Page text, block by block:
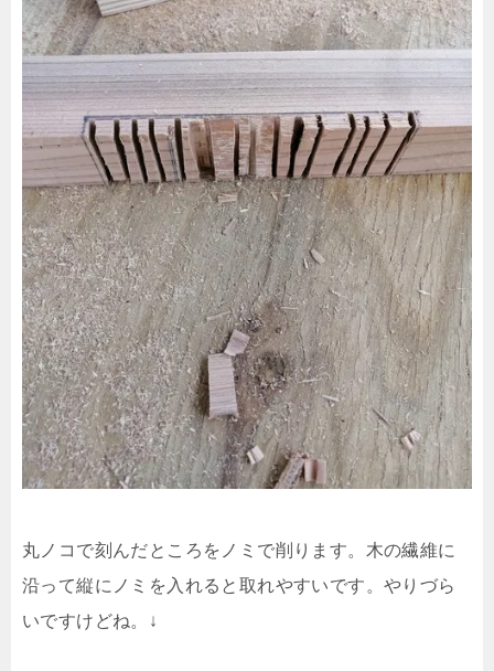
丸ノコで刻んだところをノミで削ります。木の繊維に
沿って縦にノミを入れると取れやすいです。やりづら
いですけどね。↓